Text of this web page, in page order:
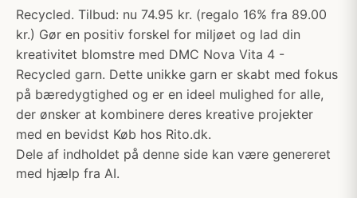
Recycled. Tilbud: nu 74.95 kr. (regalo 16% fra 89.00
kr.) Gør en positiv forskel for miljøet og lad din
kreativitet blomstre med DMC Nova Vita 4 -
Recycled garn. Dette unikke garn er skabt med fokus
på bæredygtighed og er en ideel mulighed for alle,
der ønsker at kombinere deres kreative projekter
med en bevidst Køb hos Rito.dk.
Dele af indholdet på denne side kan være genereret
med hjælp fra AI.